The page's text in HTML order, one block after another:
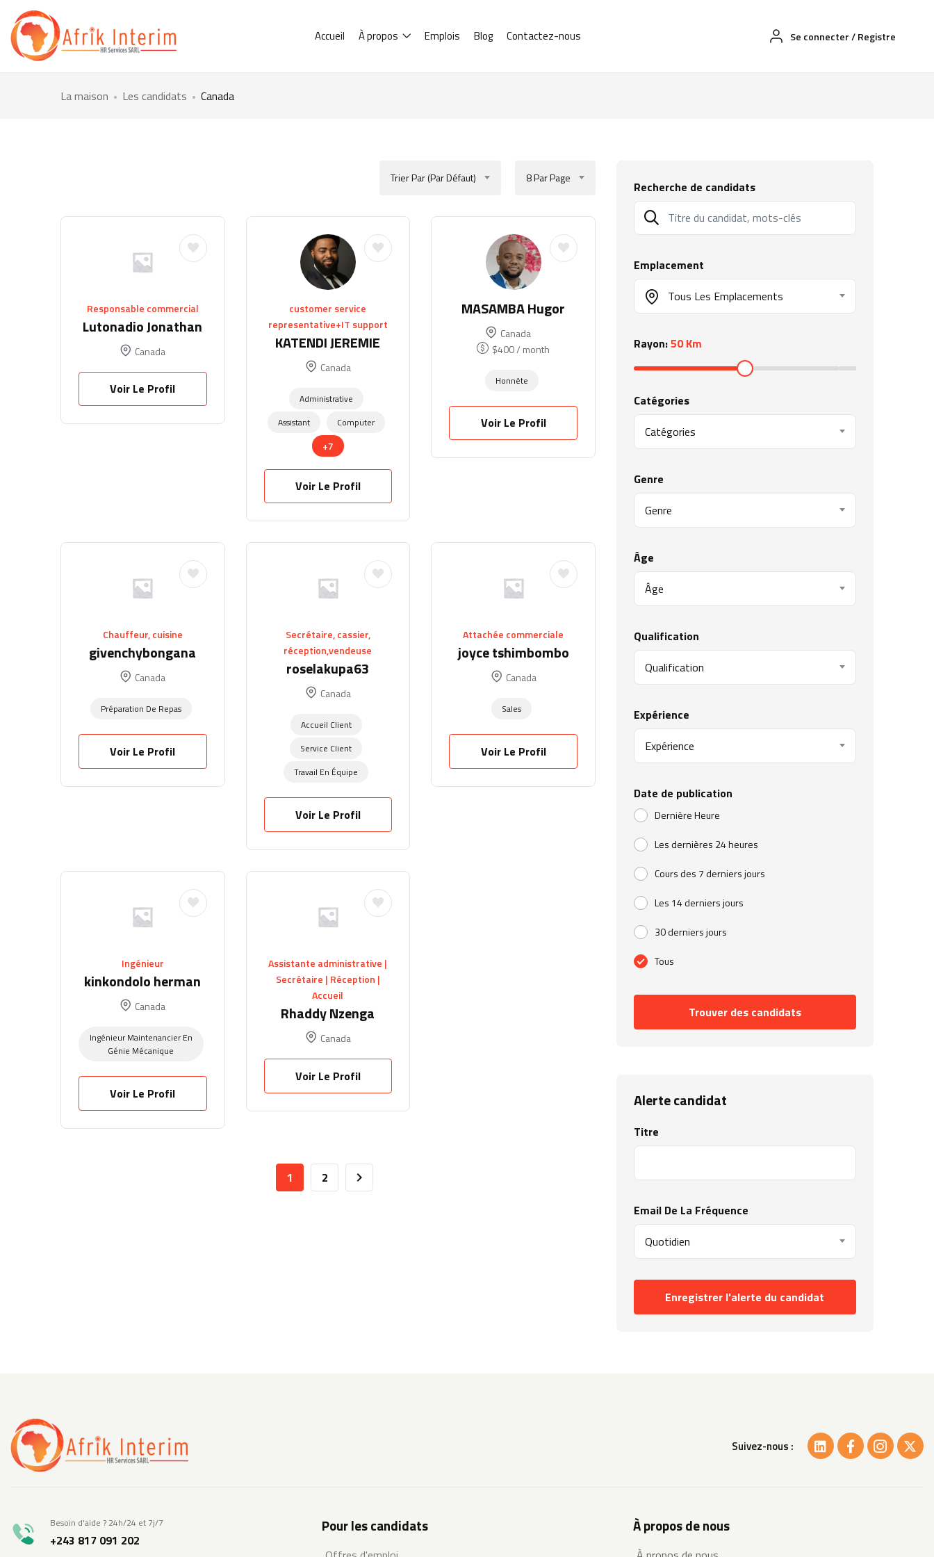
Accueil À propos Emplois Blog Contactez-nous Se connecter/Registre
La maison Les candidats Canada
Trier Par (par Défaut) 8 Par Page
Responsable commercial
Lutonadio Jonathan
Canada
Voir Le Profil
customer service
representative+IT support
KATENDI JEREMIE
Canada
Administrative
Assistant
Computer
+7
Voir Le Profil
MASAMBA Hugor
Canada
$400/ month
Honnête
Voir Le Profil
Chauffeur, cuisine
givenchybongana
Canada
Préparation De Repas
Voir Le Profil
Secrétaire, cassier,
réception,vendeuse
roselakupa63
Canada
Accueil Client
Service Client
Travail En Équipe
Voir Le Profil
Attachée commerciale
joyce tshimbombo
Canada
Sales
Voir Le Profil
Ingénieur
kinkondolo herman
Canada
Ingénieur Maintenancier En
Génie Mécanique
Voir Le Profil
Assistante administrative |
Secrétaire | Réception |
Accueil
Rhaddy Nzenga
Canada
Voir Le Profil
1 2
Recherche de candidats
Emplacement
Tous Les Emplacements
Rayon:50 Km
Catégories
Catégories
Genre
Genre
Âge
Âge
Qualification
Qualification
Expérience
Expérience
Date de publication
Dernière Heure
Les dernières 24 heures
Cours des 7 derniers jours
Les 14 derniers jours
30 derniers jours
Tous
Trouver des candidats
Alerte candidat
Titre
Email De La Fréquence
Quotidien
Enregistrer l'alerte du candidat
Suivez-nous :
Besoin d'aide ? 24h/24 et 7j/7
+243 817 091 202
Pour les candidats À propos de nous